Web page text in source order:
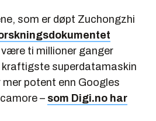
som er døpt Zuchongzhi
være ti millioner ganger
kraftigste superdatamaskin
potent enn Googles
– som Digi.no har